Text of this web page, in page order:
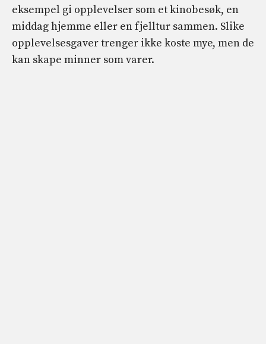
eksempel gi opplevelser som et kinobesøk, en
middag hjemme eller en fjelltur sammen. Slike
opplevelsesgaver trenger ikke koste mye, men de
kan skape minner som varer.